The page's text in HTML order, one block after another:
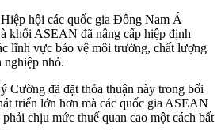
hội các quốc gia Đông Nam Á
khối ASEAN đã nâng cấp hiệp định
lĩnh vực bảo vệ môi trường, chất lượng
nghiệp nhỏ.
Cường đã đặt thỏa thuận này trong bối
triển lớn hơn mà các quốc gia ASEAN
chịu mức thuế quan cao một cách bất